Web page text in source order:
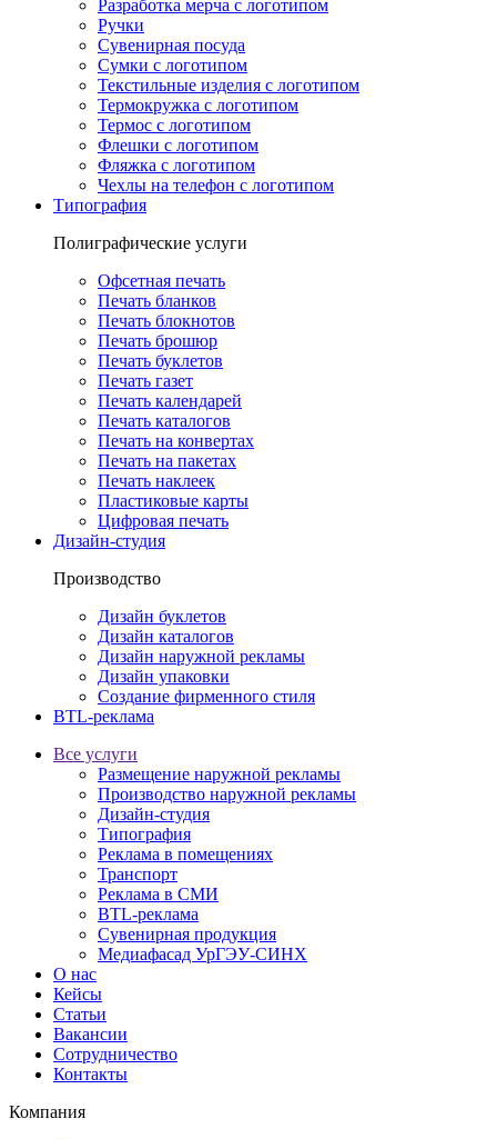
Разработка мерча с логотипом
Ручки
Сувенирная посуда
Сумки с логотипом
Текстильные изделия с логотипом
Термокружка с логотипом
Термос с логотипом
Флешки с логотипом
Фляжка с логотипом
Чехлы на телефон с логотипом
Типография
Полиграфические услуги
Офсетная печать
Печать бланков
Печать блокнотов
Печать брошюр
Печать буклетов
Печать газет
Печать календарей
Печать каталогов
Печать на конвертах
Печать на пакетах
Печать наклеек
Пластиковые карты
Цифровая печать
Дизайн-студия
Производство
Дизайн буклетов
Дизайн каталогов
Дизайн наружной рекламы
Дизайн упаковки
Создание фирменного стиля
BTL-реклама
Все услуги
Размещение наружной рекламы
Производство наружной рекламы
Дизайн-студия
Типография
Реклама в помещениях
Транспорт
Реклама в СМИ
BTL-реклама
Сувенирная продукция
Медиафасад УрГЭУ-СИНХ
О нас
Кейсы
Статьи
Вакансии
Сотрудничество
Контакты
Компания